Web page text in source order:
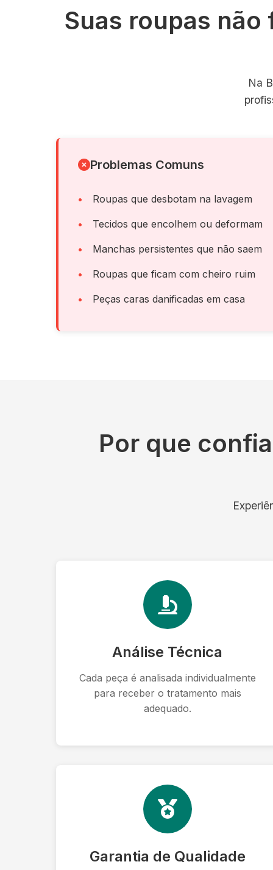
Suas roupas
Na
Problemas Comuns
Roupas que desbotam na lavagem
Tecidos que encolhem ou deformam
Manchas persistentes que não saem
Roupas que ficam com cheiro ruim
Peças caras danificadas em casa
Por que
Análise Técnica
Cada peça é analisada individualmente
para receber o tratamento mais
adequado.
Garantia de Qualidade